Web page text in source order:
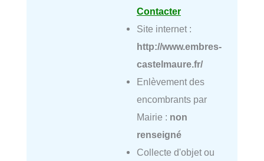
Contacter
Site internet :
http://www.embres-
castelmaure.fr/
Enlèvement des
encombrants par
Mairie : non
renseigné
Collecte d'objet ou